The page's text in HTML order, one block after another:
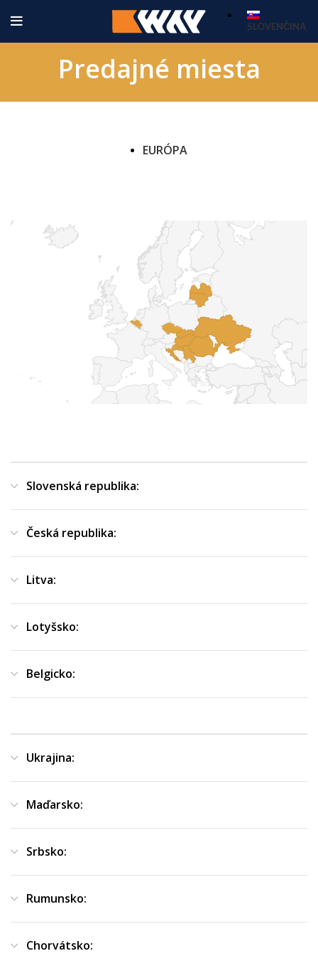
SLOVENČINA
Predajné miesta
EURÓPA
Slovenská republika:
Česká republika:
Litva:
Lotyšsko:
Belgicko:
Ukrajina:
Maďarsko:
Srbsko:
Rumunsko:
Chorvátsko: